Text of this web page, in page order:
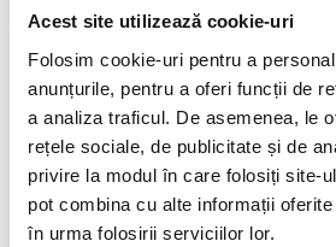
Acest site utilizează cookie-uri
Folosim cookie-uri pentru a
anunțurile, pentru a oferi funcții de
a analiza traficul. De asemenea, le
rețele sociale, de publicitate și de
privire la modul în care folosiți site-
pot combina cu alte informații
în urma folosirii serviciilor lor.
DESCRIERE PRODUS
Colier cu pietre fatetate si inchizatoare
Cristal natural 100 %.
Veti primi un produs asemanator cu
Lungime : 44 cm.